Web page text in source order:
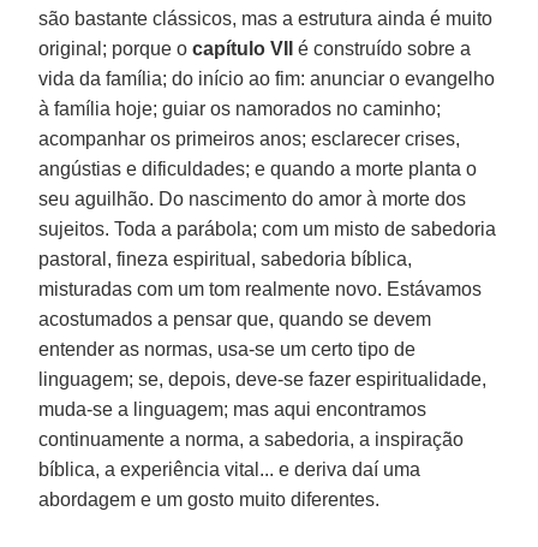
são bastante clássicos, mas a estrutura ainda é muito
original; porque ocapítulo VII
é construído sobre a
vida da família; do início ao fim: anunciar o evangelho
à família hoje; guiar os namorados no caminho;
acompanhar os primeiros anos; esclarecer crises,
angústias e dificuldades; e quando a morte planta o
seu aguilhão. Do nascimento do amor à morte dos
sujeitos. Toda a parábola; com um misto de sabedoria
pastoral, fineza espiritual, sabedoria bíblica,
misturadas com um tom realmente novo. Estávamos
acostumados a pensar que, quando se devem
entender as normas, usa-se um certo tipo de
linguagem; se, depois, deve-se fazer espiritualidade,
muda-se a linguagem; mas aqui encontramos
continuamente a norma, a sabedoria, a inspiração
bíblica, a experiência vital... e deriva daí uma
abordagem e um gosto muito diferentes.